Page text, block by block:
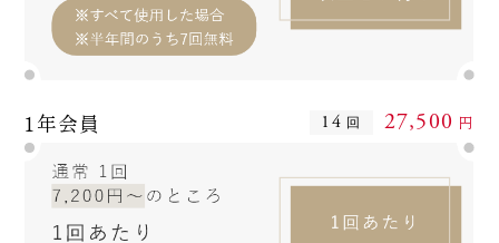
1年会員 14 回 27,500 円